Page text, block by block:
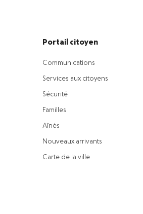
Portail citoyen
Communications
Services aux citoyens
Sécurité
Familles
Aînés
Nouveaux arrivants
Carte de la ville